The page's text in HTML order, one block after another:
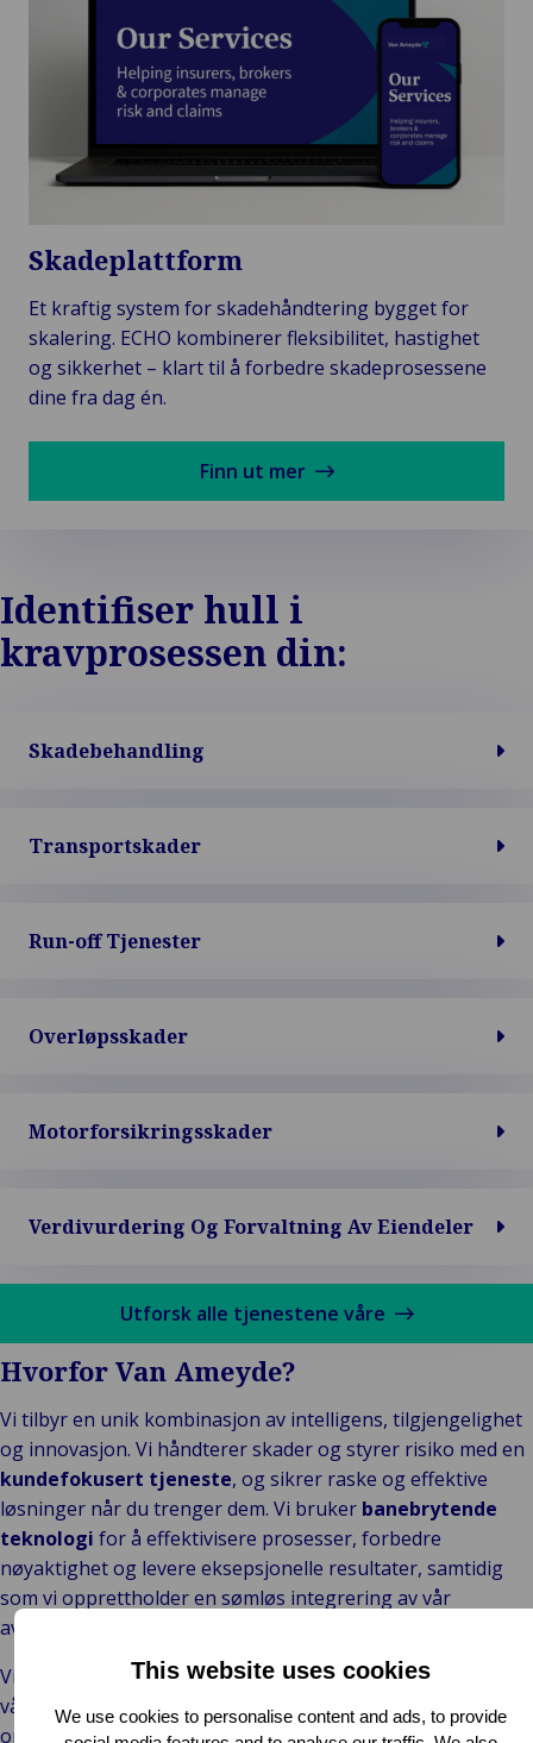
This website uses cookies
We use cookies to personalise content and ads, to provide
Skadeplattform
Et kraftig system for skadehåndtering bygget for
skalering. ECHO kombinerer fleksibilitet, hastighet
og sikkerhet – klart til å forbedre skadeprosessene
dine fra dag én.
Finn ut mer
Identifiser hull i
kravprosessen din:
Skadebehandling
Transportskader
Run-off Tjenester
Overløpsskader
Motorforsikringsskader
Verdivurdering Og Forvaltning Av Eiendeler
Utforsk alle tjenestene våre
Hvorfor Van Ameyde?
Vi tilbyr en unik kombinasjon av intelligens, tilgjengelighet
og innovasjon. Vi håndterer skader og styrer risiko med en
kundefokusert tjeneste, og sikrer raske og effektive
løsninger når du trenger dem. Vi bruker banebrytende
teknologi for å effektivisere prosesser, forbedre
nøyaktighet og levere eksepsjonelle resultater, samtidig
som vi opprettholder en sømløs integrering av vår
avanserte AI og menneskelige ekspertise.
Visdommen og det solide grunnlaget framorselskapet
vårt, kombinert med de nye perspektivene fra våre nylige
oppkjøp, gir oss smidigheten til å tilpasse oss raskt, gripe